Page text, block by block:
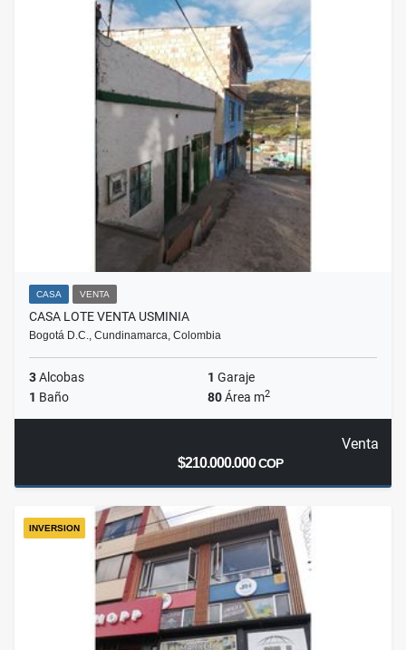
CASA VENTA
CASA LOTE VENTA USMINIA
Bogotá D.C., Cundinamarca, Colombia
3Alcobas 1 Garaje
1 Baño 80Área m2
Venta
$210.000.000COP
INVERSION